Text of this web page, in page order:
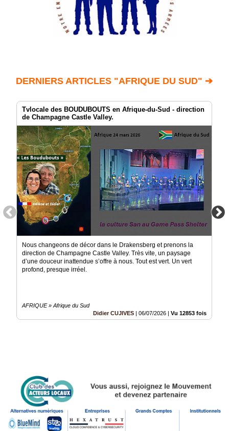
DERNIERS ARTICLES "AFRIQUE DU SUD" ➔
Tvlocale des BOUDUBOUTS en Afrique-du-Sud - direction
de Champagne Castle Valley.
Nous changeons de décor dans le Drakensberg et prenons la
direction de Champagne Castle Valley. Très vite, un paysage
d’une douceur inattendue s’offre à nous. Tout est vert. Un vert
profond, presque irréel.
AFRIQUE » Afrique du Sud
Didier CUJIVES | 06/07/2026 | Vu 12853 fois